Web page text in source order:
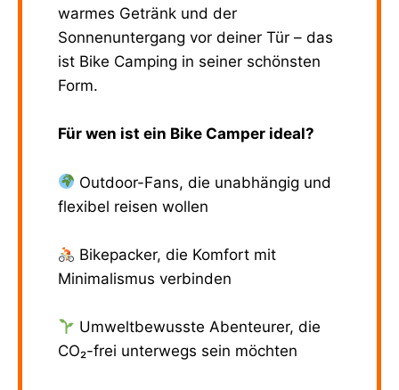
warmes Getränk und der
Sonnenuntergang vor deiner Tür – das
ist Bike Camping in seiner schönsten
Form.
Für wen ist ein Bike Camper ideal?
Outdoor-Fans, die unabhängig und
flexibel reisen wollen
Bikepacker, die Komfort mit
Minimalismus verbinden
Umweltbewusste Abenteurer, die
CO₂-frei unterwegs sein möchten